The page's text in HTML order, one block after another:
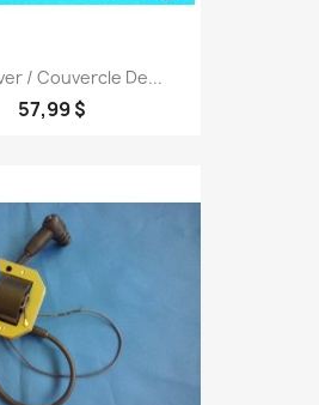
/ Couvercle De...
57,99 $